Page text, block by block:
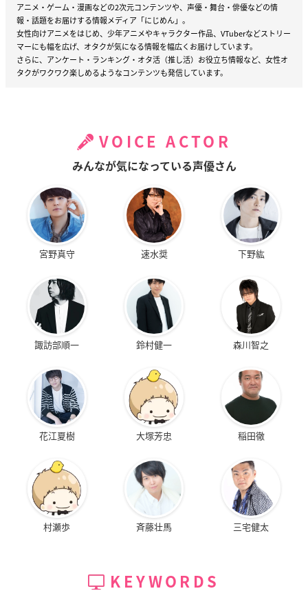
アニメ・ゲーム・漫画などの2次元コンテンツや、声優・舞台・俳優などの情
報・話題をお届けする情報メディア「にじめん」。
女性向けアニメをはじめ、少年アニメやキャラクター作品、VTuberなどストリー
マーにも幅を広げ、オタクが気になる情報を幅広くお届けしています。
さらに、アンケート・ランキング・オタ活（推し活）お役立ち情報など、女性オ
タクがワクワク楽しめるようなコンテンツも発信しています。
VOICE ACTOR
みんなが気になっている声優さん
宮野真守 速水奨 下野紘
諏訪部順一 鈴村健一 森川智之
花江夏樹 大塚芳忠 稲田徹
村瀬歩 斉藤壮馬 三宅健太
KEYWORDS